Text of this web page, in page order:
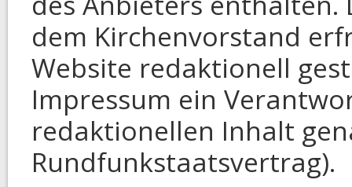
dem Kirchenvorstand
Website redaktionell
Impressum ein
redaktionellen Inhalt
Rundfunkstaatsvertrag).